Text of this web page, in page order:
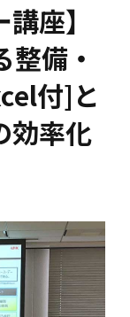
座】
備・
付]と
効率化